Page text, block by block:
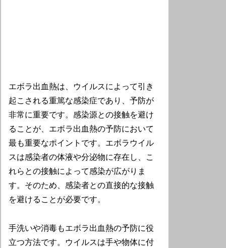
エボラ出血熱は、ウイルスによって引き
起こされる重篤な感染症であり、予防が
非常に重要です。感染源との接触を避け
ることが、エボラ出血熱の予防において
最も重要なポイントです。エボラウイル
スは感染者の体液や分泌物に存在し、こ
れらとの接触によって感染が広がりま
す。そのため、感染者との直接的な接触
を避けることが必要です。
手洗いや消毒もエボラ出血熱の予防に役
立つ方法です。ウイルスは手や物体に付